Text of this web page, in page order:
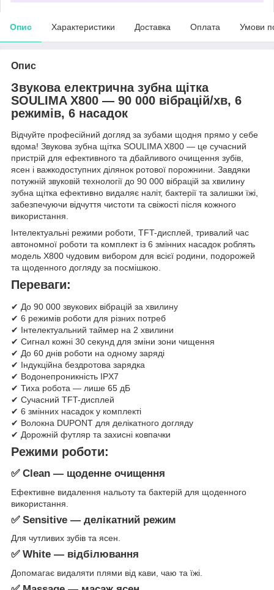
Опис Характеристики Доставка Оплата Умови
Опис
Звукова електрична зубна щітка
SOULIMA X800 — 90 000 вібрацій/хв, 6
режимів, 6 насадок
Відчуйте професійний догляд за зубами щодня прямо у себе
вдома! Звукова зубна щітка SOULIMA X800 — це сучасний
пристрій для ефективного та дбайливого очищення зубів,
ясен і важкодоступних ділянок ротової порожнини. Завдяки
потужній звуковій технології до 90 000 вібрацій за хвилину
зубна щітка ефективно видаляє наліт, бактерії та залишки їжі,
забезпечуючи відчуття чистоти та свіжості після кожного
використання.
Інтелектуальні режими роботи, TFT-дисплей, тривалий час
автономної роботи та комплект із 6 змінних насадок роблять
модель X800 чудовим вибором для всієї родини, подорожей
та щоденного догляду за посмішкою.
Переваги:
✔ До 90 000 звукових вібрацій за хвилину
✔ 6 режимів роботи для різних потреб
✔ Інтелектуальний таймер на 2 хвилини
✔ Сигнал кожні 30 секунд для зміни зони чищення
✔ До 60 днів роботи на одному заряді
✔ Індукційна бездротова зарядка
✔ Водонепроникність IPX7
✔ Тиха робота — лише 65 дБ
✔ Сучасний TFT-дисплей
✔ 6 змінних насадок у комплекті
✔ Волокна DUPONT для делікатного догляду
✔ Дорожній футляр та захисні ковпачки
Режими роботи:
✅ Clean — щоденне очищення
Ефективне видалення нальоту та бактерій для щоденного
використання.
✅ Sensitive — делікатний режим
Для чутливих зубів та ясен.
✅ White — відбілювання
Допомагає видаляти плями від кави, чаю та їжі.